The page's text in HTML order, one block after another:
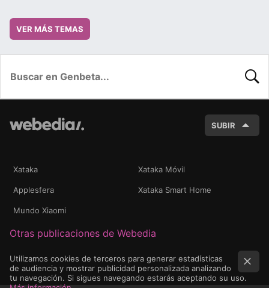
VER MÁS TEMAS
SUBIR
Xataka Xataka Móvil
Applesfera Xataka Smart Home
Mundo Xiaomi
Otras publicaciones de Webedia
Utilizamos cookies de terceros para generar estadísticas
de audiencia y mostrar publicidad personalizada analizando
tu navegación. Si sigues navegando estarás aceptando su uso.